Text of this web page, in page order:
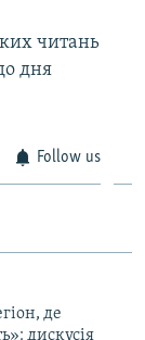
читань
дня
Follow us
де
дискусія